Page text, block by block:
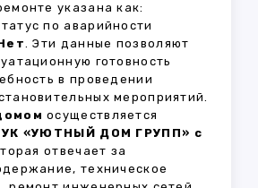
указана как:
по аварийности
. Эти данные позволяют
готовность
в проведении
мероприятий.
осуществляется
УК «УЮТНЫЙ ДОМ ГРУПП» с
отвечает за
техническое